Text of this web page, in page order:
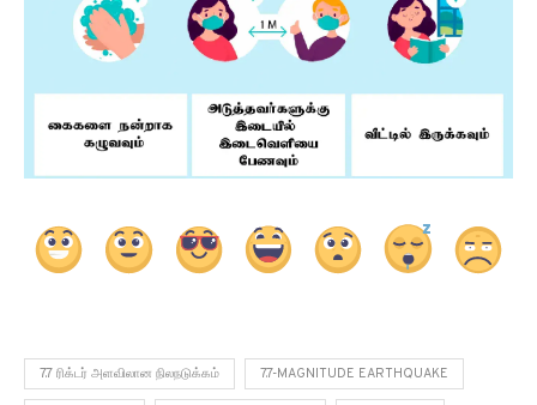
7.7 ரிக்டர் அளவிலான நிலநடுக்கம் 7.7-MAGNITUDE EARTHQUAKE